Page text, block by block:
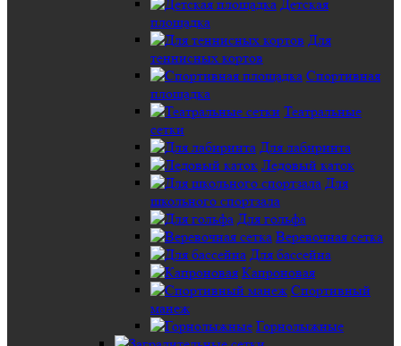
Детская
площадка
Для
теннисных кортов
Спортивная
площадка
Театральные
сетки
Для лабиринта
Ледовый каток
Для
школьного спортзала
Для гольфа
Веревочная сетка
Для бассейна
Капроновая
Спортивный
манеж
Горнолыжные